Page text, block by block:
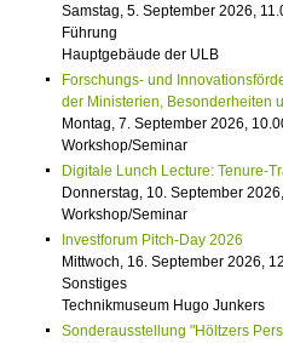
Samstag, 5. September 2026,
Führung
Hauptgebäude der ULB
Forschungs- und
der Ministerien, Besonderheiten
Montag, 7. September 2026,
Workshop/Seminar
Digitale Lunch Lecture: Tenure-
Donnerstag, 10. September
Workshop/Seminar
Investforum Pitch-Day 2026
Mittwoch, 16. September 2026,
Sonstiges
Technikmuseum Hugo Junkers
Sonderausstellung "Höltzers